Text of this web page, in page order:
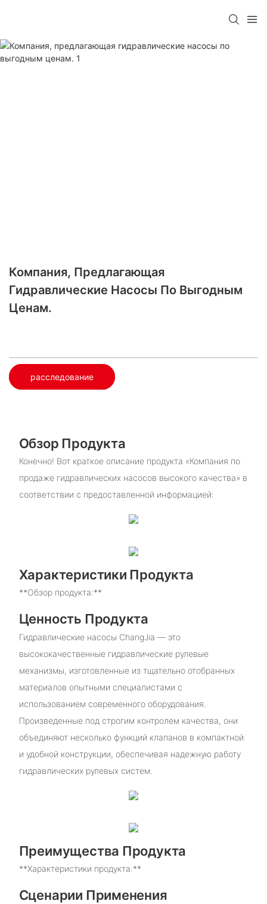
Компания, Предлагающая
Гидравлические Насосы По Выгодным
Ценам.
расследование
Обзор Продукта
Конечно! Вот краткое описание продукта «Компания по
продаже гидравлических насосов высокого качества» в
соответствии с предоставленной информацией:
Характеристики Продукта
**Обзор продукта:**
Ценность Продукта
Гидравлические насосы ChangJia — это
высококачественные гидравлические рулевые
механизмы, изготовленные из тщательно отобранных
материалов опытными специалистами с
использованием современного оборудования.
Произведенные под строгим контролем качества, они
объединяют несколько функций клапанов в компактной
и удобной конструкции, обеспечивая надежную работу
гидравлических рулевых систем.
Преимущества Продукта
**Характеристики продукта:**
Сценарии Применения